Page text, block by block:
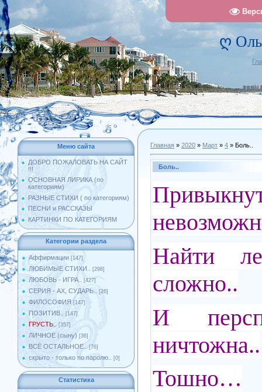
ღ
Меню сайта
ДОБРО ПОЖАЛОВАТЬ НА САЙТ
!!!
ОСНОВНАЯ ЛИРИКА (по
категориям)
РАЗНЫЕ СТИХИ ( по категориям)
ПЕСНИ и РАССКАЗЫ
КАРТИНКИ ПО КАТЕГОРИЯМ
Категории раздела
Аффирмации [147]
ЛЮБИМЫЕ СТИХИ.. [298]
ЛЮБОВЬ - ИГРА.. [427]
СЕРИЯ - АХ, СУДАРЬ.. [26]
ФИЛОСОФИЯ [147]
ПОЗИТИВ.. [147]
ГРУСТЬ.. [357]
ЛИЧНОЕ (сыну) [36]
ВСЁ ОСТАЛЬНОЕ.. [76]
скрыто - только по паролю.. [0]
Статистика
Главная » 2020 » Март » 4 » Боль..
Боль..
Найти
сложно..
И
ничтожна..
Тошно…